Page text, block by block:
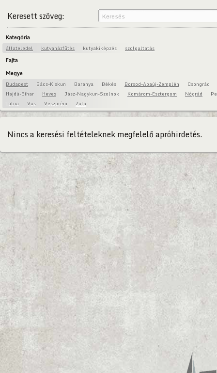
Keresett szöveg:
Kategória
állateledel kutyaházfűtés kutyakiképzés szolgaltatás
Fajta
Megye
Budapest Bács-Kiskun Baranya Békés Borsod-Abaúj-Zemplén
Csongrád
Hajdú-Bihar
Heves Jász-Nagykun-Szolnok Komárom-Esztergom Nógrád
Tolna
Vas Veszprém Zala
Nincs a keresési feltételeknek megfelelő apróhirdetés.